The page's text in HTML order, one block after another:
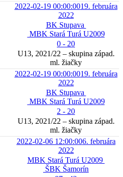
2022-02-19 00:00:0019. februára
2022
BK Stupava
MBK Stará Turá U2009
0 - 20
U13, 2021/22 – skupina západ.
ml. žiačky
2022-02-19 00:00:0019. februára
2022
BK Stupava
MBK Stará Turá U2009
2 - 20
U13, 2021/22 – skupina západ.
ml. žiačky
2022-02-06 12:00:006. februára
2022
MBK Stará Turá U2009
ŠBK Šamorín